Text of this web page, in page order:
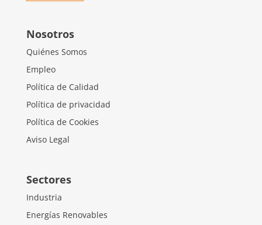
Nosotros
Quiénes Somos
Empleo
Política de Calidad
Política de privacidad
Política de Cookies
Aviso Legal
Sectores
Industria
Energías Renovables